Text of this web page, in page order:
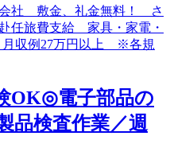
OK◎電子部品の
品検査作業／週